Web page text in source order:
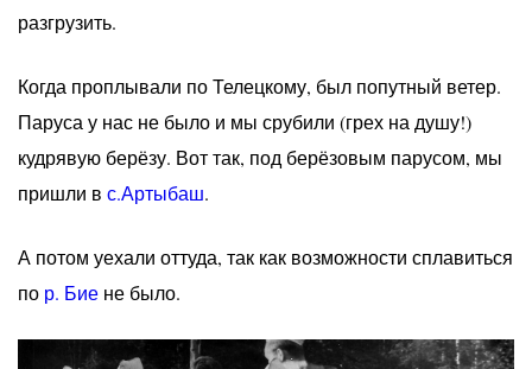
разгрузить.
Когда проплывали по Телецкому, был попутный ветер.
Паруса у нас не было и мы срубили (грех на душу!)
кудрявую берёзу. Вот так, под берёзовым парусом, мы
пришли в с.Артыбаш.
А потом уехали оттуда, так как возможности сплавиться
по р. Бие не было.